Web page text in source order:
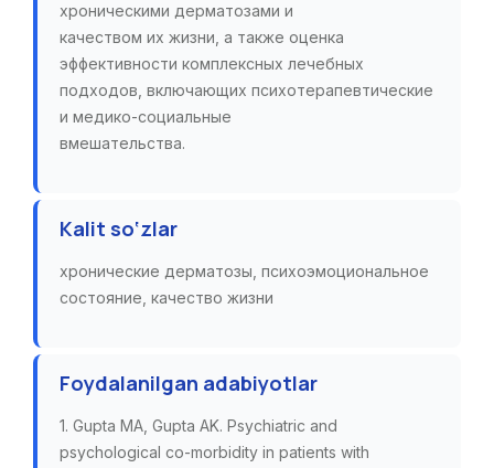
хроническими дерматозами и
качеством их жизни, а также оценка
эффективности комплексных лечебных
подходов, включающих психотерапевтические
и медико-социальные
вмешательства.
Kalit so‘zlar
хронические дерматозы, психоэмоциональное
состояние, качество жизни
Foydalanilgan adabiyotlar
1. Gupta MA, Gupta AK. Psychiatric and
psychological co-morbidity in patients with